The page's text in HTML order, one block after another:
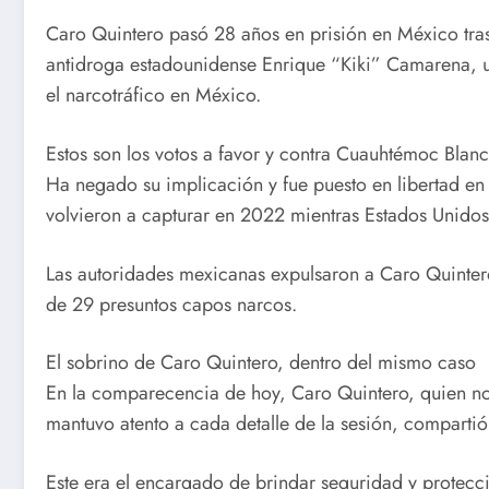
Caro Quintero pasó 28 años en prisión en México
antidroga estadounidense Enrique “Kiki”
el narcotráfico en México.
Estos son los votos a favor y contra Cuauhtémoc
Ha negado su implicación y fue puesto en libertad
volvieron a capturar en 2022 mientras Estados
Las autoridades mexicanas expulsaron a Caro
de 29 presuntos capos narcos.
El sobrino de Caro Quintero, dentro del mismo caso
En la comparecencia de hoy, Caro Quintero, quien
mantuvo atento a cada detalle de la sesión,
Este era el encargado de brindar seguridad y